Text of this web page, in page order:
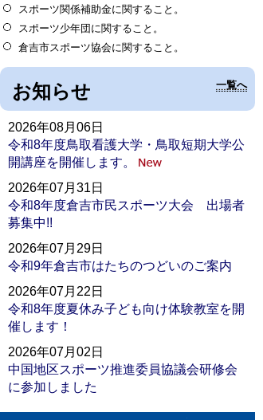
スポーツ関係補助金に関すること。
スポーツ少年団に関すること。
倉吉市スポーツ協会に関すること。
お知らせ 一覧へ
2026年08月06日
令和8年度鳥取看護大学・鳥取短期大学公
開講座を開催します。
2026年07月31日
令和8年度倉吉市民スポーツ大会 出場者
募集中!!
2026年07月29日
令和9年倉吉市はたちのつどいのご案内
2026年07月22日
令和8年度夏休み子ども向け体験教室を開
催します！
2026年07月02日
中国地区スポーツ推進委員協議会研修会
に参加しました